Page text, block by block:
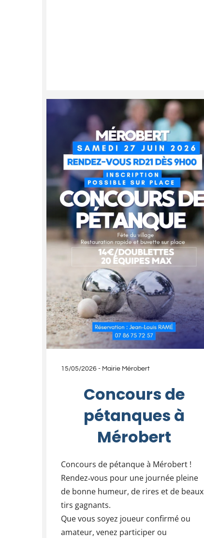
15/05/2026 - Mairie Mérobert
Concours de
pétanques à
Mérobert
Concours de pétanque à Mérobert !
Rendez‑vous pour une journée pleine
de bonne humeur, de rires et de beaux
tirs gagnants.
Que vous soyez joueur confirmé ou
amateur, venez participer ou